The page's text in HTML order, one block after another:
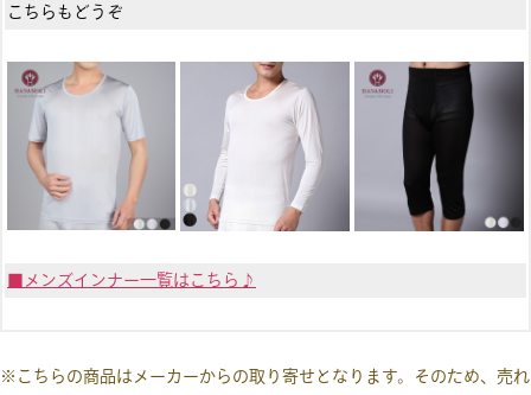
こちらもどうぞ
■メンズインナー一覧はこちら♪
※こちらの商品はメーカーからの取り寄せとなります。そのため、売れ